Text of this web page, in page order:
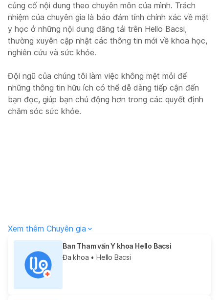
củng cố nội dung theo chuyên môn của mình. Trách
nhiệm của chuyên gia là bảo đảm tính chính xác về mặt
y học ở những nội dung đăng tải trên Hello Bacsi,
thường xuyên cập nhật các thông tin mới về khoa học,
nghiên cứu và sức khỏe.
Đội ngũ của chúng tôi làm việc không mệt mỏi để
những thông tin hữu ích có thể dễ dàng tiếp cận đến
bạn đọc, giúp bạn chủ động hơn trong các quyết định
chăm sóc sức khỏe.
Xem thêm Chuyên gia
Ban Tham vấn Y khoa Hello Bacsi
Đa khoa • Hello Bacsi